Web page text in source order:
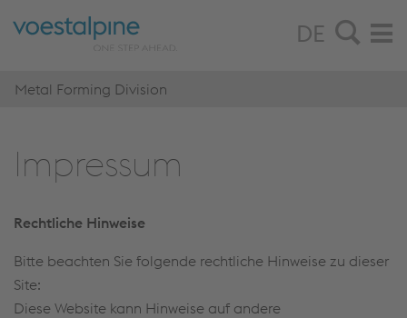
DE
Metal Forming Division
Im­pres­sum
Rechtliche Hinweise
Bitte beachten Sie folgende rechtliche Hinweise zu dieser
Site:
Diese Website kann Hinweise auf andere